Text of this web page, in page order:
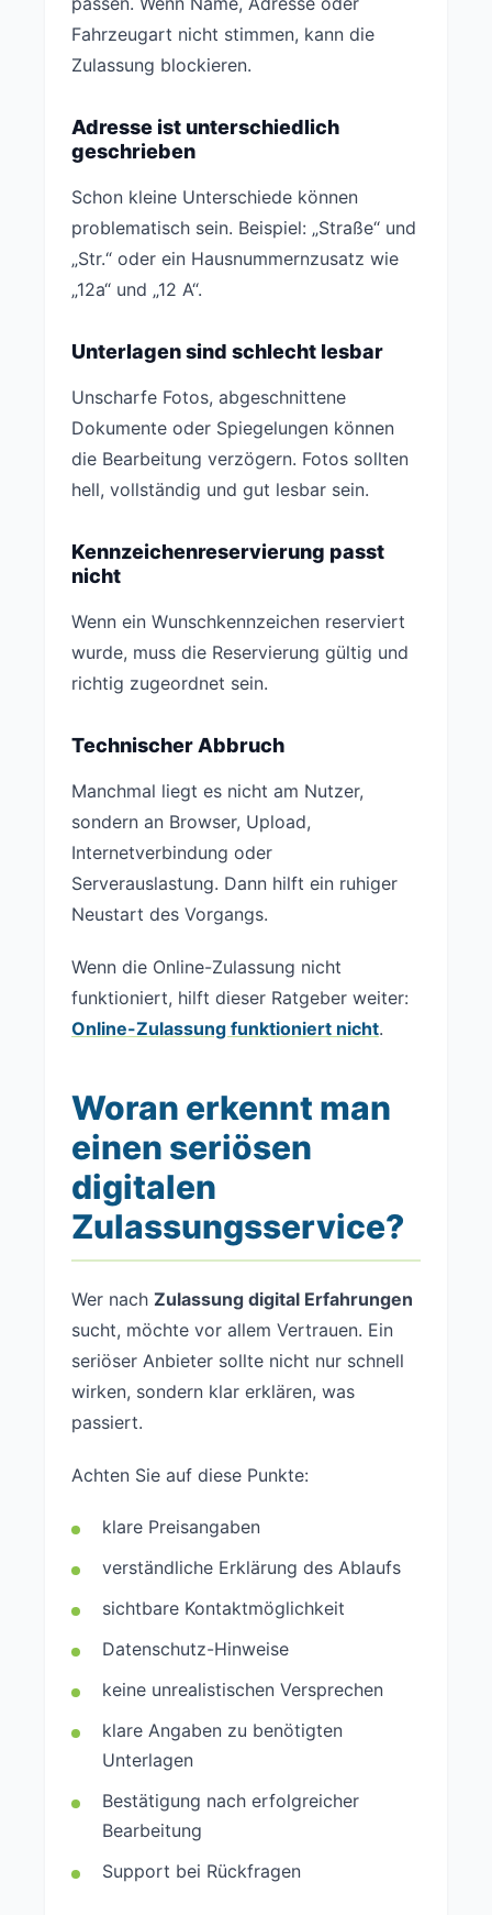
Fahrzeugart nicht stimmen, kann die
Zulassung blockieren.
Adresse ist unterschiedlich
geschrieben
Schon kleine Unterschiede können
problematisch sein. Beispiel: „Straße“ und
„Str.“ oder ein Hausnummernzusatz wie
„12a“ und „12 A“.
Unterlagen sind schlecht lesbar
Unscharfe Fotos, abgeschnittene
Dokumente oder Spiegelungen können
die Bearbeitung verzögern. Fotos sollten
hell, vollständig und gut lesbar sein.
Kennzeichenreservierung passt
nicht
Wenn ein Wunschkennzeichen reserviert
wurde, muss die Reservierung gültig und
richtig zugeordnet sein.
Technischer Abbruch
Manchmal liegt es nicht am Nutzer,
sondern an Browser, Upload,
Internetverbindung oder
Serverauslastung. Dann hilft ein ruhiger
Neustart des Vorgangs.
Wenn die Online-Zulassung nicht
funktioniert, hilft dieser Ratgeber weiter:
Online-Zulassung funktioniert nicht.
Woran erkennt man
einen seriösen
digitalen
Zulassungsservice?
Wer nach Zulassung digital Erfahrungen
sucht, möchte vor allem Vertrauen. Ein
seriöser Anbieter sollte nicht nur schnell
wirken, sondern klar erklären, was
passiert.
Achten Sie auf diese Punkte:
klare Preisangaben
verständliche Erklärung des Ablaufs
sichtbare Kontaktmöglichkeit
Datenschutz-Hinweise
keine unrealistischen Versprechen
klare Angaben zu benötigten
Unterlagen
Bestätigung nach erfolgreicher
Bearbeitung
Support bei Rückfragen